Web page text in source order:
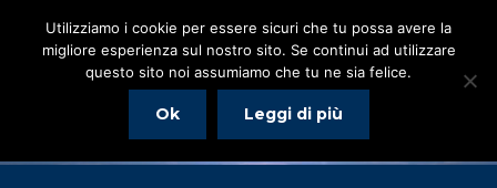
Utilizziamo i cookie per essere sicuri che tu possa avere la
migliore esperienza sul nostro sito. Se continui ad utilizzare
questo sito noi assumiamo che tu ne sia felice.
Ok Leggi di più